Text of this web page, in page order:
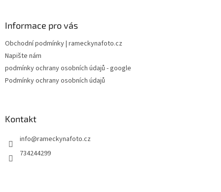
Informace pro vás
Obchodní podmínky | rameckynafoto.cz
Napište nám
podmínky ochrany osobních údajů - google
Podmínky ochrany osobních údajů
Kontakt
info@rameckynafoto.cz
734244299